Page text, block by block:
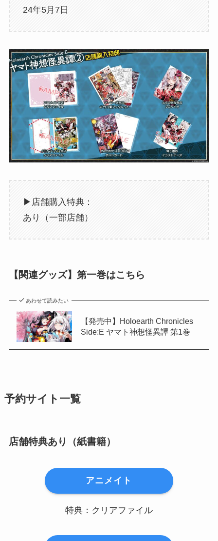
24年5月7日
▶︎店舗購入特典：
あり（一部店舗）
【関連グッズ】第一巻はこちら
あわせて読みたい
【発売中】Holoearth Chronicles
Side:E ヤマト神想怪異譚 第1巻
予約サイト一覧
店舗特典あり（紙書籍）
アニメイト
特典：クリアファイル